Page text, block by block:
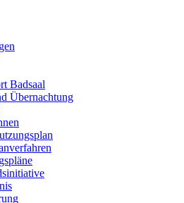
Badsaal
Übernachtung